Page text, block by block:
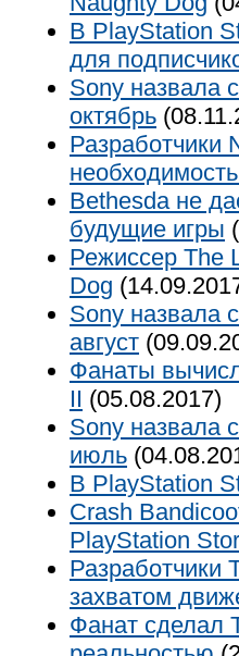
В PlayStation
для
Sony назвала
октябрь
Разработчики
Bethesda не
будущие игры
Режиссер The
Dog
Sony назвала
август
Фанаты
II (05.08.2017)
Sony назвала
июль
В PlayStation
Crash
PlayStation
Разработчики
захватом
Фанат сделал